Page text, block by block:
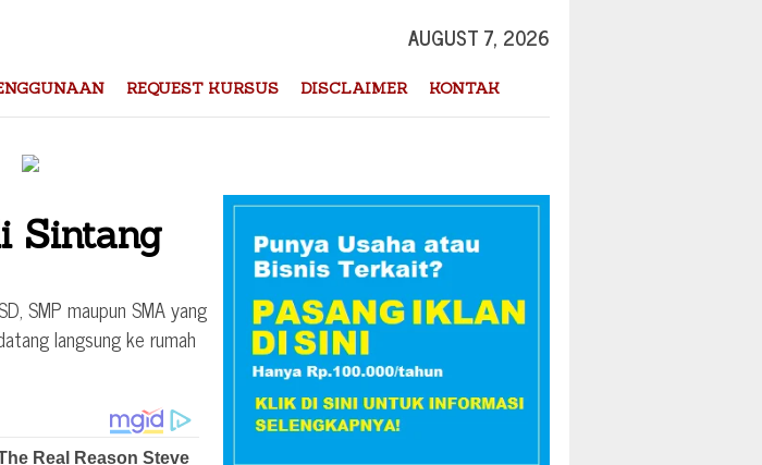
AUGUST 7, 2026
REQUEST KURSUS DISCLAIMER KONTAK
Sintang
SMP maupun SMA yang
langsung ke rumah